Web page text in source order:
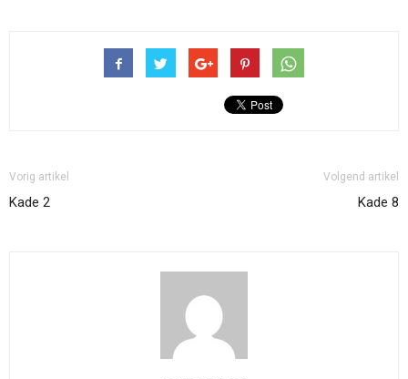
Vorig artikel
Kade 2
Volgend artikel
Kade 8